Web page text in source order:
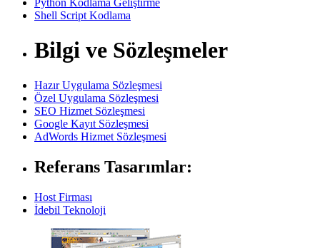
Shell Script Kodlama
Bilgi ve Sözleşmeler
Hazır Uygulama Sözleşmesi
Özel Uygulama Sözleşmesi
SEO Hizmet Sözleşmesi
Google Kayıt Sözleşmesi
AdWords Hizmet Sözleşmesi
Referans Tasarımlar:
Host Firması
İdebil Teknoloji